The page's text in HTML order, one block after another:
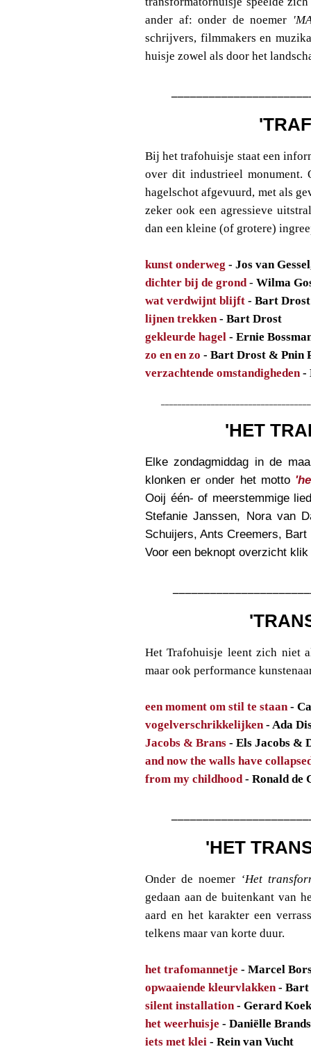
ander af: onder de noemer
schrijvers, filmmakers en
huisje zowel als door het
Bij het trafohuisje staat een
over dit industrieel monument.
hagelschot afgevuurd, met als
zeker ook een agressieve
dan een kleine (of grotere)
kunst onderweg - Jos van
dichter bij de grond - Wilma
wat verdwijnt blijft - Bart Drost
lijnen trekken - Bart Drost
gekleurde hagel - Ernie
zo en en zo - Bart Drost & Pnin
verzachtende omstandigheden -
'HET
Elke zondagmiddag in de
klonken eronder het motto
Ooij één- of meerstemmige
Stefanie Janssen, Nora van
Schuijers, Ants Creemers,
Voor een beknopt overzicht klik
Het Trafohuisje leent zich niet
maar ook performance
een moment om stil te staan-
vogelverschrikkelijken- Ada
Jacobs & Brans - Els Jacobs &
and now the walls have
from my childhood- Ronald de
'HET
Onder de noemer ‘Het
gedaan aan de buitenkant van
aard en het karakter een
telkens maar van korte duur.
het trafomannetje - Marcel
opwaaiende kleurvlakken- Bart
silent installation- Gerard Koek
het weerhuisje - Daniëlle
iets met klei - Rein van Vucht